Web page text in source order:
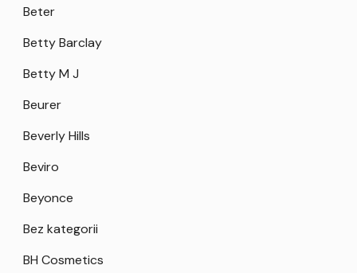
Beter
Betty Barclay
Betty M J
Beurer
Beverly Hills
Beviro
Beyonce
Bez kategorii
BH Cosmetics